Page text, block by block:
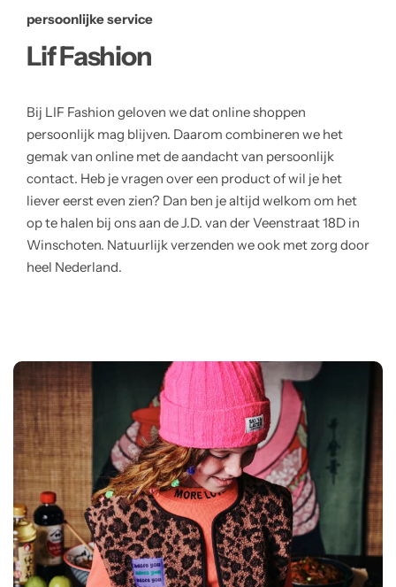
persoonlijke service
Lif Fashion
Bij LIF Fashion geloven we dat online shoppen
persoonlijk mag blijven. Daarom combineren we het
gemak van online met de aandacht van persoonlijk
contact. Heb je vragen over een product of wil je het
liever eerst even zien? Dan ben je altijd welkom om het
op te halen bij ons aan de J.D. van der Veenstraat 18D in
Winschoten. Natuurlijk verzenden we ook met zorg door
heel Nederland.